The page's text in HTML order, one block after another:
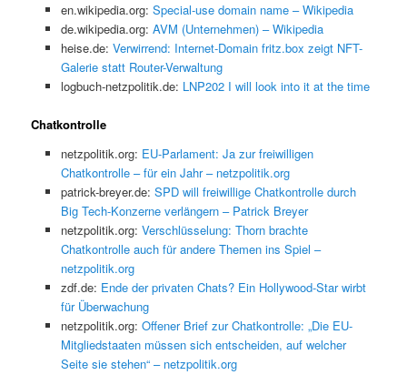
en.wikipedia.org: Special-use domain name – Wikipedia
de.wikipedia.org: AVM (Unternehmen) – Wikipedia
heise.de: Verwirrend: Internet-Domain fritz.box zeigt NFT-
Galerie statt Router-Verwaltung
logbuch-netzpolitik.de: LNP202 I will look into it at the time
Chatkontrolle
netzpolitik.org: EU-Parlament: Ja zur freiwilligen
Chatkontrolle – für ein Jahr – netzpolitik.org
patrick-breyer.de: SPD will freiwillige Chatkontrolle durch
Big Tech-Konzerne verlängern – Patrick Breyer
netzpolitik.org: Verschlüsselung: Thorn brachte
Chatkontrolle auch für andere Themen ins Spiel –
netzpolitik.org
zdf.de: Ende der privaten Chats? Ein Hollywood-Star wirbt
für Überwachung
netzpolitik.org: Offener Brief zur Chatkontrolle: „Die EU-
Mitgliedstaaten müssen sich entscheiden, auf welcher
Seite sie stehen“ – netzpolitik.org